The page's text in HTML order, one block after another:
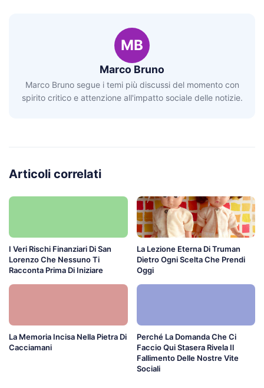
MB
Marco Bruno
Marco Bruno segue i temi più discussi del momento con
spirito critico e attenzione all'impatto sociale delle notizie.
Articoli correlati
I Veri Rischi Finanziari Di San
Lorenzo Che Nessuno Ti
Racconta Prima Di Iniziare
La Lezione Eterna Di Truman
Dietro Ogni Scelta Che Prendi
Oggi
La Memoria Incisa Nella Pietra Di
Cacciamani
Perché La Domanda Che Ci
Faccio Qui Stasera Rivela Il
Fallimento Delle Nostre Vite
Sociali